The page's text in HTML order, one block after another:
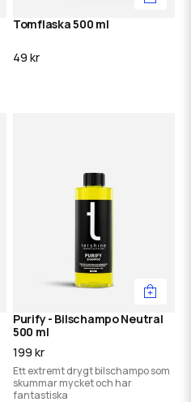
Tomflaska 500 ml
49 kr
Purify - Bilschampo Neutral
500 ml
199 kr
Ett extremt drygt bilschampo som
skummar mycket och har
fantastiska